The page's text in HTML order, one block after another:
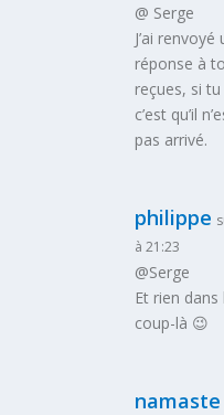
@ Serge
J’ai
réponse à
reçues, si tu
c’est qu’il
pas arrivé.
philippe
à 21:23
@Serge
Et rien
coup-là 😉
namaste